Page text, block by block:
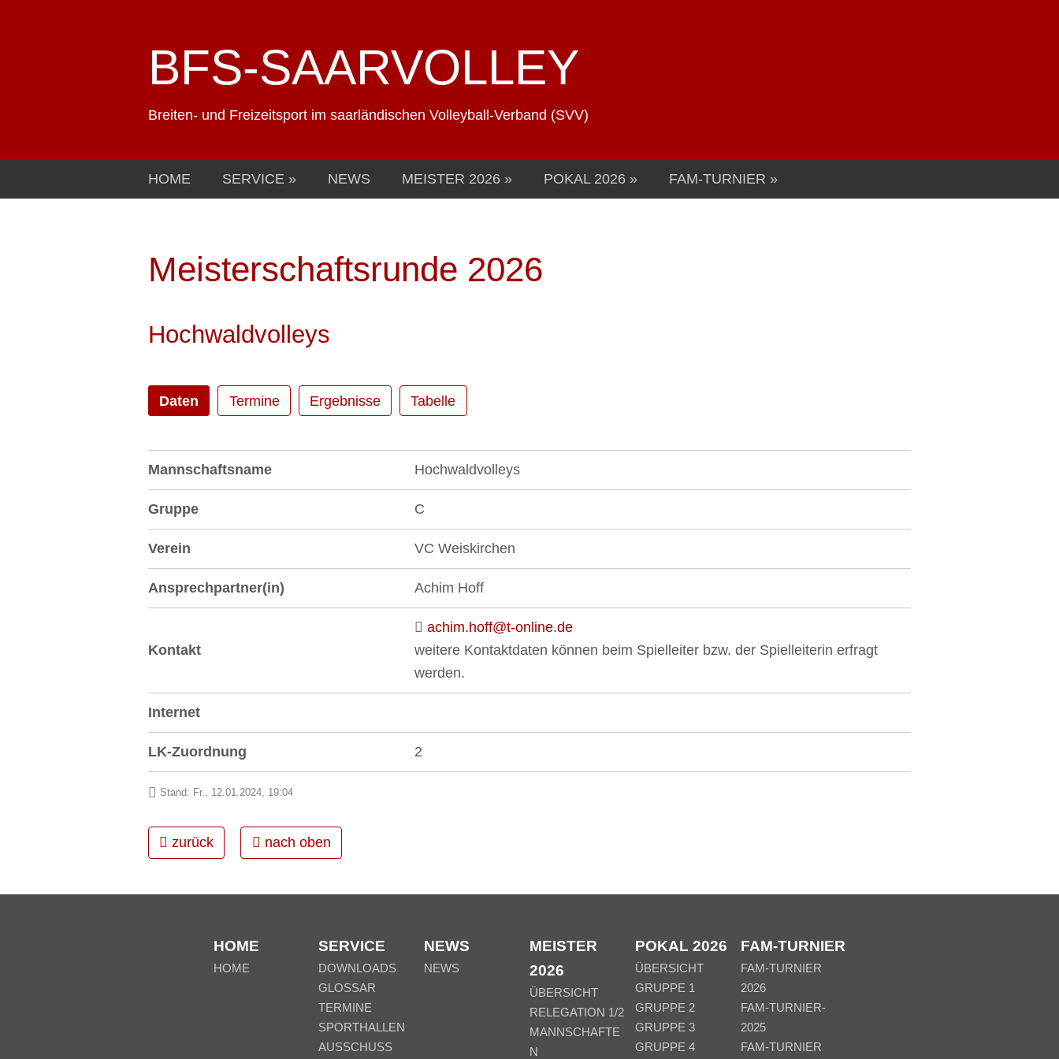
BFS-SAARVOLLEY
Breiten- und Freizeitsport im saarländischen Volleyball-Verband (SVV)
HOME SERVICE NEWS MEISTER 2026 POKAL 2026 FAM-TURNIER
Meisterschaftsrunde 2026
Hochwaldvolleys
Daten Termine Ergebnisse Tabelle
Mannschaftsname Hochwaldvolleys
Gruppe C
Verein VC Weiskirchen
Ansprechpartner(in) Achim Hoff
Kontakt
achim.hoff@t-online.de
weitere Kontaktdaten können beim Spielleiter bzw. der Spielleiterin erfragt
werden.
Internet
LK-Zuordnung 2
Stand: Fr., 12.01.2024, 19:04
zurück nach oben
HOME
HOME
SERVICE
DOWNLOADS
GLOSSAR
TERMINE
SPORTHALLEN
AUSSCHUSS
NEWS
NEWS
MEISTER
2026
ÜBERSICHT
RELEGATION 1/2
MANNSCHAFTE
N
POKAL 2026
ÜBERSICHT
GRUPPE 1
GRUPPE 2
GRUPPE 3
GRUPPE 4
FAM-TURNIER
FAM-TURNIER
2026
FAM-TURNIER-
2025
FAM-TURNIER